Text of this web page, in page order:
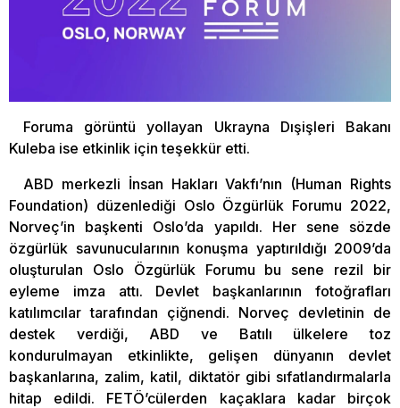
Foruma görüntü yollayan Ukrayna Dışişleri Bakanı
Kuleba ise etkinlik için teşekkür etti.
ABD merkezli İnsan Hakları Vakfı’nın (Human Rights
Foundation) düzenlediği Oslo Özgürlük Forumu 2022,
Norveç’in başkenti Oslo’da yapıldı. Her sene sözde
özgürlük savunucularının konuşma yaptırıldığı 2009’da
oluşturulan Oslo Özgürlük Forumu bu sene rezil bir
eyleme imza attı. Devlet başkanlarının fotoğrafları
katılımcılar tarafından çiğnendi. Norveç devletinin de
destek verdiği, ABD ve Batılı ülkelere toz
kondurulmayan etkinlikte, gelişen dünyanın devlet
başkanlarına, zalim, katil, diktatör gibi sıfatlandırmalarla
hitap edildi. FETÖ’cülerden kaçaklara kadar birçok